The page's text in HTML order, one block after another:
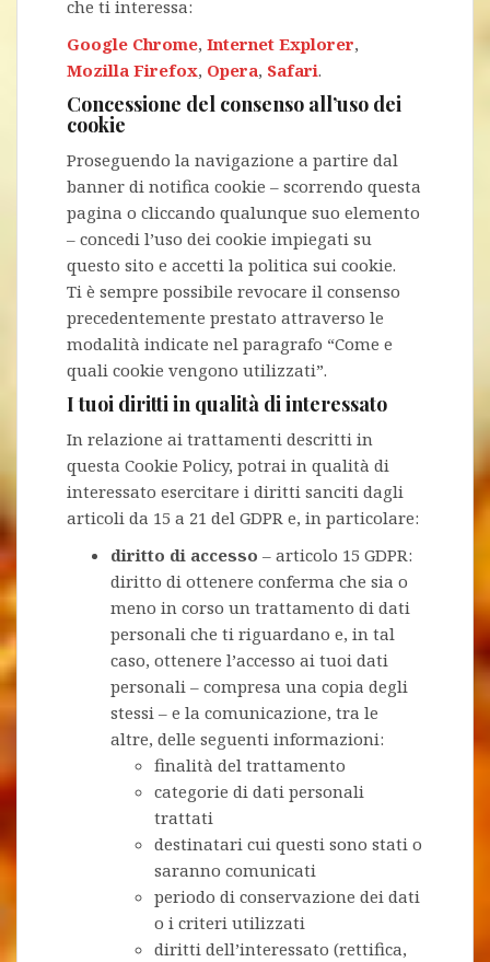
che ti interessa:
Google Chrome, Internet Explorer,
Mozilla Firefox, Opera, Safari.
Concessione del consenso all’uso dei
cookie
Proseguendo la navigazione a partire dal
banner di notifica cookie – scorrendo questa
pagina o cliccando qualunque suo elemento
– concedi l’uso dei cookie impiegati su
questo sito e accetti la politica sui cookie.
Ti è sempre possibile revocare il consenso
precedentemente prestato attraverso le
modalità indicate nel paragrafo “Come e
quali cookie vengono utilizzati”.
I tuoi diritti in qualità di interessato
In relazione ai trattamenti descritti in
questa Cookie Policy, potrai in qualità di
interessato esercitare i diritti sanciti dagli
articoli da 15 a 21 del GDPR e, in particolare:
diritto di accesso – articolo 15 GDPR:
diritto di ottenere conferma che sia o
meno in corso un trattamento di dati
personali che ti riguardano e, in tal
caso, ottenere l’accesso ai tuoi dati
personali – compresa una copia degli
stessi – e la comunicazione, tra le
altre, delle seguenti informazioni:
finalità del trattamento
categorie di dati personali
trattati
destinatari cui questi sono stati o
saranno comunicati
periodo di conservazione dei dati
o i criteri utilizzati
diritti dell’interessato (rettifica,